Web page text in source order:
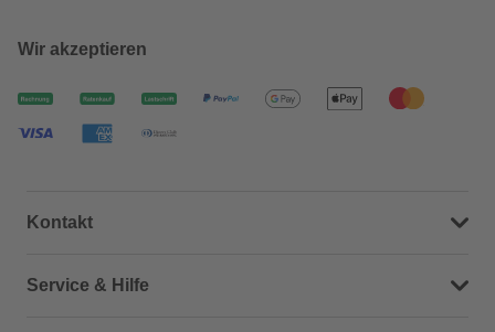
Wir akzeptieren
Kontakt
Dein Kontakt zu uns
Service & Hilfe